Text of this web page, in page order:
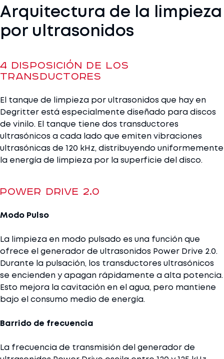
Arquitectura de la limpieza
por ultrasonidos
4 Disposición de los
transductores
El tanque de limpieza por ultrasonidos que hay en
Degritter está especialmente diseñado para discos
de vinilo. El tanque tiene dos transductores
ultrasónicos a cada lado que emiten vibraciones
ultrasónicas de 120 kHz, distribuyendo uniformemente
la energía de limpieza por la superficie del disco.
Power Drive 2.0
Modo Pulso
La limpieza en modo pulsado es una función que
ofrece el generador de ultrasonidos Power Drive 2.0.
Durante la pulsación, los transductores ultrasónicos
se encienden y apagan rápidamente a alta potencia.
Esto mejora la cavitación en el agua, pero mantiene
bajo el consumo medio de energía.
Barrido de frecuencia
La frecuencia de transmisión del generador de